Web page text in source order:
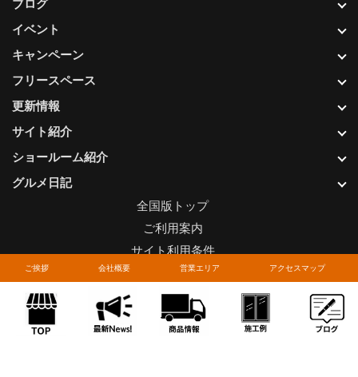
ご挨拶 会社概要 営業エリア アクセスマップ
更新情報
サイト紹介
ショールーム紹介
グルメ日記
ブログ
イベント
キャンペーン
フリースペース
全国版トップ
ご利用案内
サイト利用条件
プライバシーポリシー
関連リンク
お問い合わせについて